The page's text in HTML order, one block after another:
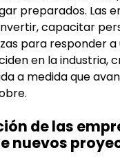
preparados. Las
capacitar
para responder a
en la industria,
a medida que
de las
nuevos